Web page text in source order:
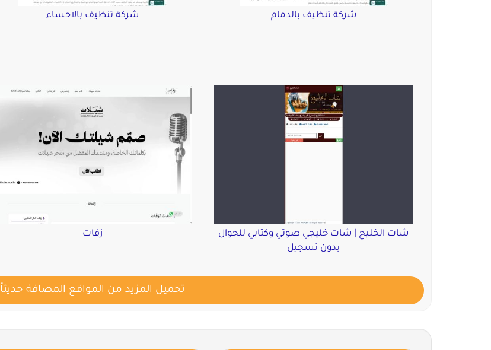
شركة تنظيف بالدمام شركة تنظيف بالاحساء
شات الخليج | شات خليجي صوتي وكتابي للجوال
بدون تسجيل
زفات
تحميل المزيد من المواقع المضافة حديثاً